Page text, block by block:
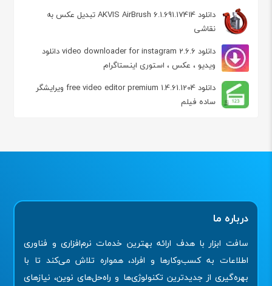
دانلود AKVIS AirBrush 6.1.691.17414 تبدیل عکس به
نقاشی
دانلود video downloader for instagram 2.6.6 دانلود
ویدیو ، عکس ، استوری اینستاگرام
دانلود free video editor premium 1.4.61.1204 ویرایشگر
ساده فیلم
درباره ما
سافت ابزار با هدف ارائه بهترین خدمات نرم‌افزاری و فناوری
اطلاعات به کسب‌وکارها و افراد، همواره تلاش می‌کند تا با
بهره‌گیری از جدیدترین تکنولوژی‌ها و راه‌حل‌های نوین، نیازهای